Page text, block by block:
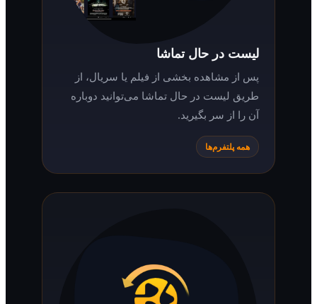
لیست در حال تماشا
پس از مشاهده بخشی از فیلم یا سریال، از
طریق لیست در حال تماشا می‌توانید دوباره
آن را از سر بگیرید.
همه پلتفرم‌ها